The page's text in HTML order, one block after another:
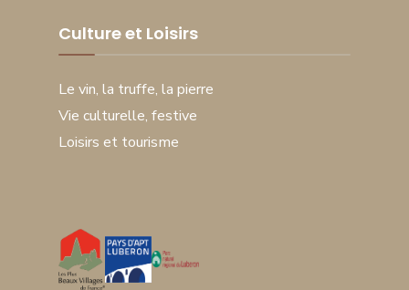
Culture et Loisirs
Le vin, la truffe, la pierre
Vie culturelle, festive
Loisirs et tourisme